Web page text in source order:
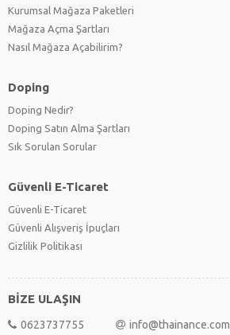
Kurumsal Mağaza Paketleri
Mağaza Açma Şartları
Nasıl Mağaza Açabilirim?
Doping
Doping Nedir?
Doping Satın Alma Şartları
Sık Sorulan Sorular
Güvenli E-Ticaret
Güvenli E-Ticaret
Güvenli Alışveriş İpuçları
Gizlilik Politikası
BİZE ULAŞIN
0623737755 info@thainance.com